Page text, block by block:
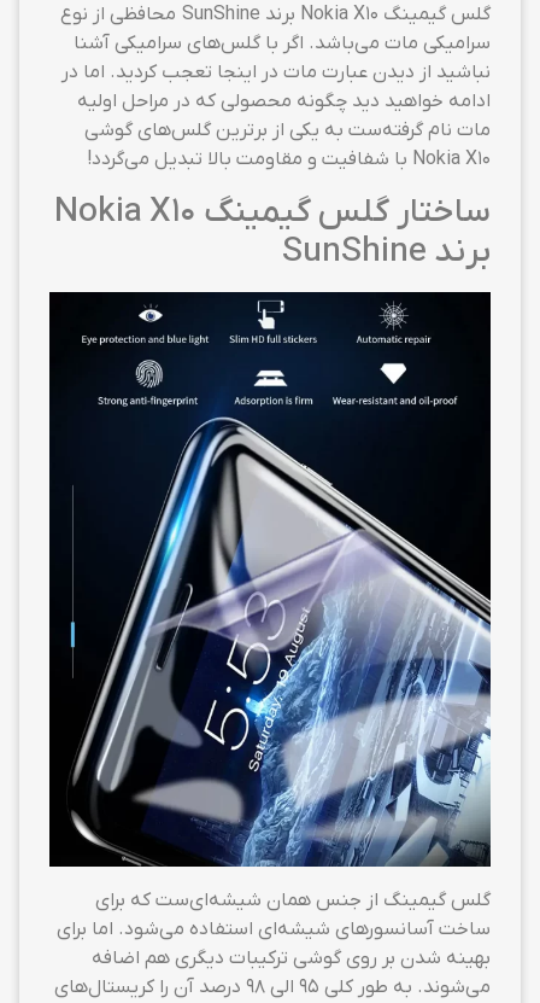
گلس گیمینگ Nokia X10 برند SunShine محافظی از نوع
سرامیکی مات می‌باشد. اگر با گلس‌های سرامیکی آشنا
نباشید از دیدن عبارت مات در اینجا تعجب کردید. اما در
ادامه خواهید دید چگونه محصولی که در مراحل اولیه
مات نام گرفته‌ست به یکی از برترین گلس‌های گوشی
Nokia X10 با شفافیت و مقاومت بالا تبدیل می‌گردد!
ساختار گلس گیمینگ Nokia X10
برند SunShine
گلس گیمینگ از جنس همان شیشه‌ای‌ست که برای
ساخت آسانسورهای شیشه‌ای استفاده می‌شود. اما برای
بهینه شدن بر روی گوشی ترکیبات دیگری هم اضافه
می‌شوند. به طور کلی ۹۵ الی ۹۸ درصد آن را کریستال‌های